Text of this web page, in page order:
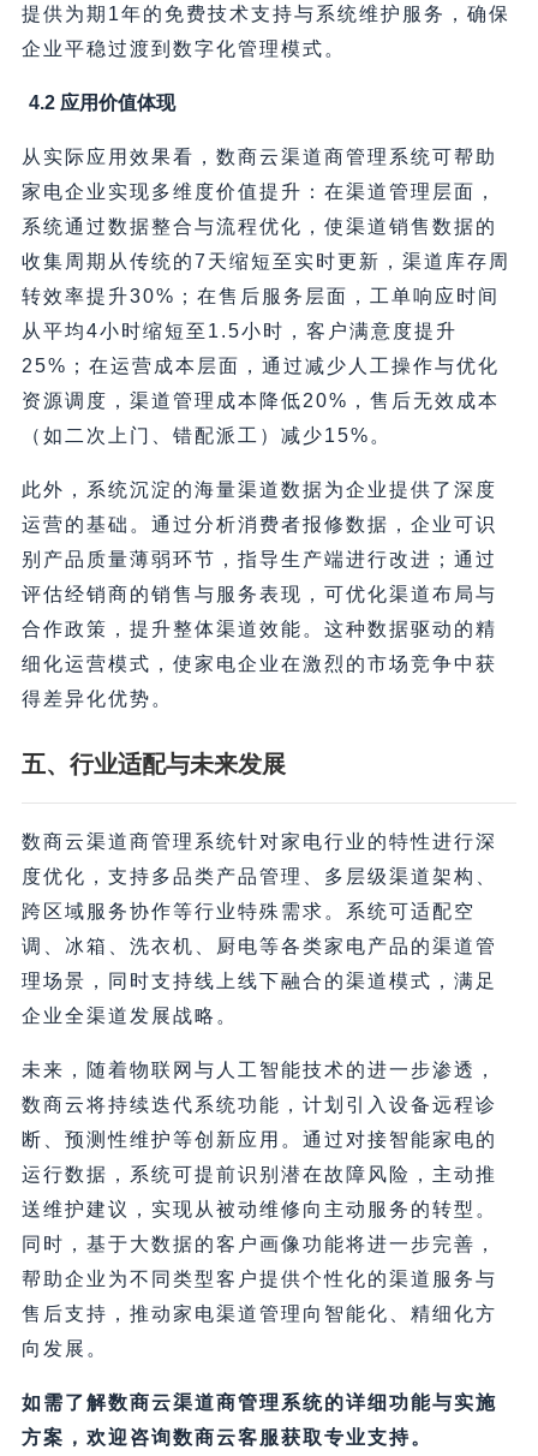
提供为期1年的免费技术支持与系统维护服务，确保
企业平稳过渡到数字化管理模式。
4.2 应用价值体现
从实际应用效果看，数商云渠道商管理系统可帮助
家电企业实现多维度价值提升：在渠道管理层面，
系统通过数据整合与流程优化，使渠道销售数据的
收集周期从传统的7天缩短至实时更新，渠道库存周
转效率提升30%；在售后服务层面，工单响应时间
从平均4小时缩短至1.5小时，客户满意度提升
25%；在运营成本层面，通过减少人工操作与优化
资源调度，渠道管理成本降低20%，售后无效成本
（如二次上门、错配派工）减少15%。
此外，系统沉淀的海量渠道数据为企业提供了深度
运营的基础。通过分析消费者报修数据，企业可识
别产品质量薄弱环节，指导生产端进行改进；通过
评估经销商的销售与服务表现，可优化渠道布局与
合作政策，提升整体渠道效能。这种数据驱动的精
细化运营模式，使家电企业在激烈的市场竞争中获
得差异化优势。
五、行业适配与未来发展
数商云渠道商管理系统针对家电行业的特性进行深
度优化，支持多品类产品管理、多层级渠道架构、
跨区域服务协作等行业特殊需求。系统可适配空
调、冰箱、洗衣机、厨电等各类家电产品的渠道管
理场景，同时支持线上线下融合的渠道模式，满足
企业全渠道发展战略。
未来，随着物联网与人工智能技术的进一步渗透，
数商云将持续迭代系统功能，计划引入设备远程诊
断、预测性维护等创新应用。通过对接智能家电的
运行数据，系统可提前识别潜在故障风险，主动推
送维护建议，实现从被动维修向主动服务的转型。
同时，基于大数据的客户画像功能将进一步完善，
帮助企业为不同类型客户提供个性化的渠道服务与
售后支持，推动家电渠道管理向智能化、精细化方
向发展。
如需了解数商云渠道商管理系统的详细功能与实施
方案，欢迎咨询数商云客服获取专业支持。